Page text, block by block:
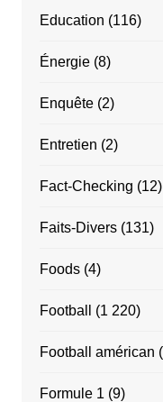
Education (116)
Énergie(8)
Enquête(2)
Entretien (2)
Fact-Checking (12)
Faits-Divers(131)
Foods(4)
Football (1 220)
Football américan
Formule 1 (9)